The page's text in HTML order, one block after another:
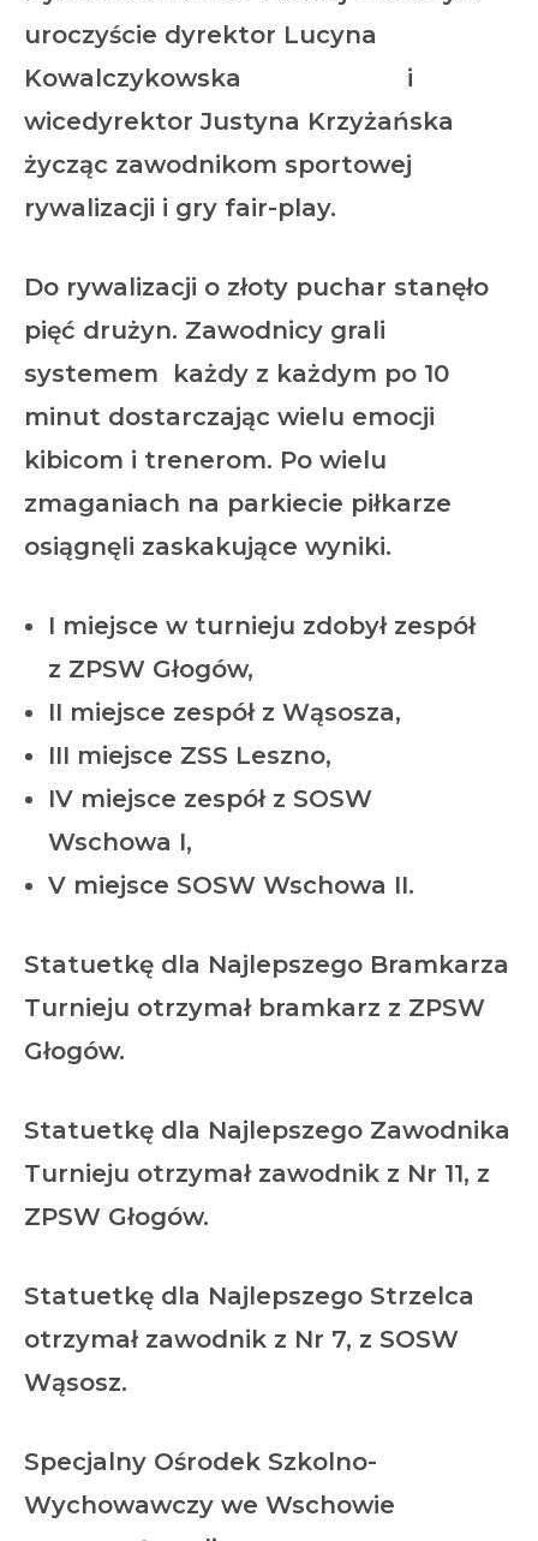
uroczyście dyrektor Lucyna
Kowalczykowska i
wicedyrektor Justyna Krzyżańska
życząc zawodnikom sportowej
rywalizacji i gry fair-play.
Do rywalizacji o złoty puchar stanęło
pięć drużyn. Zawodnicy grali
systemem każdy z każdym po 10
minut dostarczając wielu emocji
kibicom i trenerom. Po wielu
zmaganiach na parkiecie piłkarze
osiągnęli zaskakujące wyniki.
I miejsce w turnieju zdobył zespół
z ZPSW Głogów,
II miejsce zespół z Wąsosza,
III miejsce ZSS Leszno,
IV miejsce zespół z SOSW
Wschowa I,
V miejsce SOSW Wschowa II.
Statuetkę dla Najlepszego Bramkarza
Turnieju otrzymał bramkarz z ZPSW
Głogów.
Statuetkę dla Najlepszego Zawodnika
Turnieju otrzymał zawodnik z Nr 11, z
ZPSW Głogów.
Statuetkę dla Najlepszego Strzelca
otrzymał zawodnik z Nr 7, z SOSW
Wąsosz.
Specjalny Ośrodek Szkolno-
Wychowawczy we Wschowie